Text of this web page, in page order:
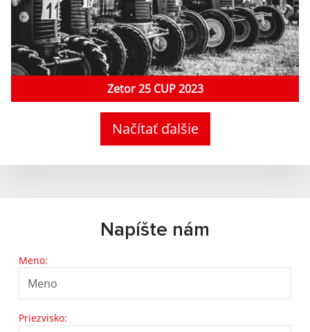
Zetor 25 CUP 2023
Načítať ďalšie
Napíšte nám
Meno:
Priezvisko: